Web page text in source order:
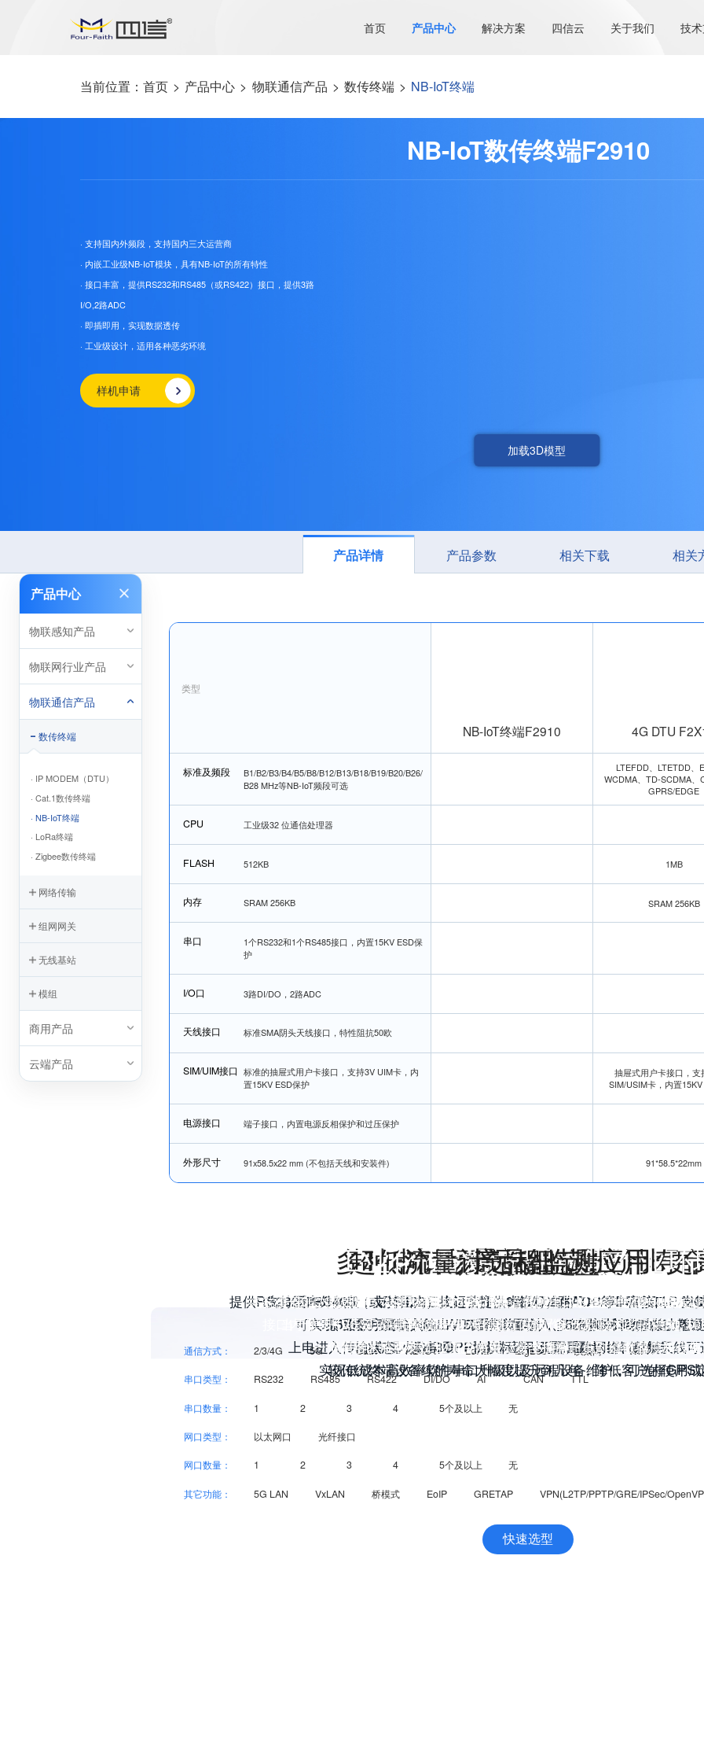
首页 产品中心 解决方案 四信云 关于我们 技
当前位置： 首页 > 产品中心 > 物联通信产品 > 数传终端 > NB-IoT终端
NB-IoT数传终端F2910
· 支持国内外频段，支持国内三大运营商
· 内嵌工业级NB-IoT模块，具有NB-IoT的所有特性
· 接口丰富，提供RS232和RS485（或RS422）接口，提供3路
I/O,2路ADC
· 即插即用，实现数据透传
· 工业级设计，适用各种恶劣环境
样机申请
加载3D模型
产品详情 产品参数 相关下载 相关
产品中心
物联感知产品
物联网行业产品
物联通信产品
数传终端
· IP MODEM（DTU）
· Cat.1数传终端
· NB-IoT终端
· LoRa终端
· Zigbee数传终端
网络传输
组网网关
无线基站
模组
商用产品
云端产品
类型
NB-IoT终端F2910 4G DTU
标准及频段
B1/B2/B3/B4/B5/B8/B12/B13/B18/B19/B20/B26/
B28 MHz等NB-IoT频段可选
LTEFDD、LTETDD、
WCDMA、TD-SCDMA、
GPRS/EDGE
CPU 工业级32 位通信处理器
FLASH 512KB 1MB
内存 SRAM 256KB SRAM 256KB
串口
1个RS232和1个RS485接口，内置15KV ESD保
护
I/O口 3路DI/DO，2路ADC
天线接口 标准SMA阴头天线接口，特性阻抗50欧
SIM/UIM接口 标准的抽屉式用户卡接口，支持3V UIM卡，内
置15KV ESD保护
抽屉式用户卡接口，支
SIM/USIM卡，内置
电源接口 端子接口，内置电源反相保护和过压保护
外形尺寸 91x58.5x22 mm (不包括天线和安装件) 91*58.5*22mm
超低功耗设计，加强使用寿
支持国内外频段，支持国内三大运营商，内嵌标准的TCP/UDP/COAP/
实现透明数据传输。WDT看门狗设计，多级休眠和唤醒低功耗
实现小数据量、小速率应用场景，最大化降低功耗，
较传统终端设备续航寿命大幅度提升到几年，降低客户的使用
性能强大
设备内嵌四信工业级NB-IoT模块，32位通信处理器，具有NB-IoT的低功耗
部署能力等所有特性。按需选择合适的工作模式，灵活进行本地远
满足双数据中心备份和5个数据中心同步传输能力。
多种串口场景选择，性价比更
提供RS232和RS485（或RS422）接口，提供3路I/O,2路ADC等丰富接口，支
可实现5路数字量输入输出、5路模拟量输入、5路脉冲计数功能。智
上电进入传输状态。标准3GPP协议标准，无需重建网络、射频天线
实现低成本高效率软件串口升级以及远程设备维护，可选择GPS
高覆盖、强链接
终端覆盖能力范围广，发射功率达23±1dBm，性能上比LTE多增加20dB效
当于提升100倍。采用蜂窝无线网络进行传输，比无线技术多提供50-
一个扇形区域可支持10万个海量链接，拥有超低时延敏感度和设
工业化设计，适用严苛作业环
IP30工业级防护、采用端子接口设计直连各种串口设备，便准的抽屉式
接口内置15KVESD静电释放防护。电源接口处配备地缘反向过压保护。
满足客户在各种工业项目使用，安全措施一步到位，客户放心
产品细节
流量计远程监测应用
产品快速选型
通信方式： 2/3/4G 5G Cat.1 NB-IOT LoRa ZigBee 以太网 WiFi
串口类型： RS232 RS485 RS422 DI/DO AI CAN TTL
串口数量： 1 2 3 4 5个及以上 无
网口类型： 以太网口 光纤接口
网口数量： 1 2 3 4 5个及以上 无
其它功能： 5G LAN VxLAN 桥模式 EoIP GRETAP VPN(L2TP/PPTP/GRE/IPSec/